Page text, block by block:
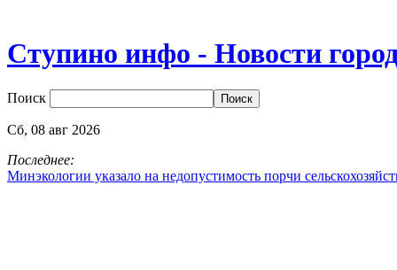
Ступино инфо - Новости
Поиск
Сб, 08 авг 2026
Последнее:
Минэкологии указало на недопустимость порчи